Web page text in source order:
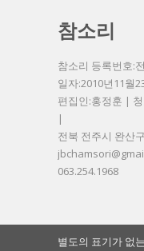
참소리
참소리 등록번호:
일자:2010년11월
편집인:홍정훈 |
|
전북 전주시 완산
063.254.1968
별도의 표기가 없